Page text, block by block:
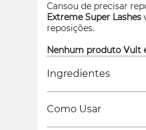
Cansou de precisar
Extreme Super Lashes
reposições.
Nenhum produto Vult
Ingredientes
Como Usar